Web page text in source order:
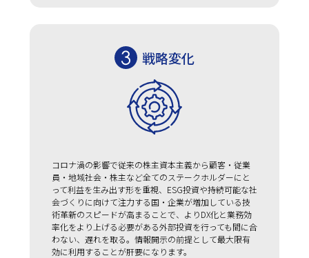
戦略変化
コロナ渦の影響で従来の株主資本主義から顧客・従業
員・地域社会・株主など全てのステークホルダーにと
って利益を生み出す形を重視、ESG投資や持続可能な社
会づくりに向けて注力する国・企業が増加している技
術革新のスピードが高まることで、よりDX化と業務効
率化をより上げる必要がある外部投資を行っても間に合
わない、遅れを取る。情報開示の前提として最大限有
効に利用することが肝要になります。